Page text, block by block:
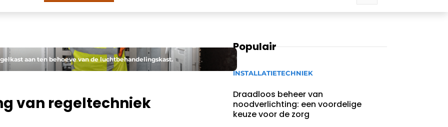
aan ten behoeve van de luchtbehandelingskast.
van regeltechniek
Populair
INSTALLATIETECHNIEK
Draadloos beheer van
noodverlichting: een voordelige
keuze voor de zorg